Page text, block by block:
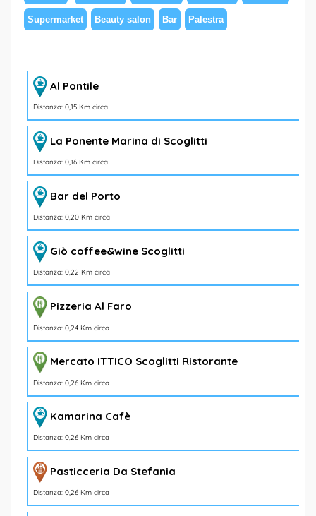
Supermarket Beauty salon Bar Palestra
Al Pontile
Distanza: 0,15 Km circa
La Ponente Marina di Scoglitti
Distanza: 0,16 Km circa
Bar del Porto
Distanza: 0,20 Km circa
Giò coffee&wine Scoglitti
Distanza: 0,22 Km circa
Pizzeria Al Faro
Distanza: 0,24 Km circa
Mercato ITTICO Scoglitti Ristorante
Distanza: 0,26 Km circa
Kamarina Cafè
Distanza: 0,26 Km circa
Pasticceria Da Stefania
Distanza: 0,26 Km circa